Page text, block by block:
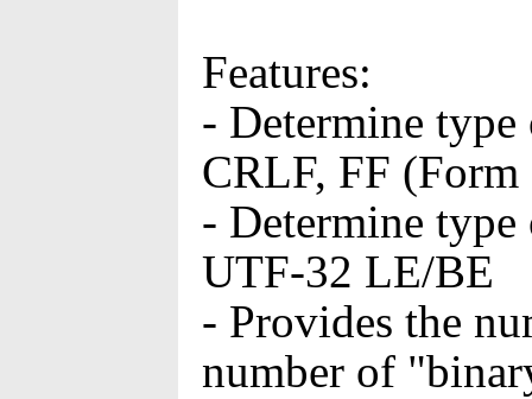
Features:
- Determine
CRLF, FF
- Determine
UTF-32 LE/BE
- Provides the
number of